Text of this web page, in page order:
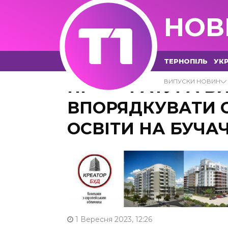
ТЕРНОПІЛЬ
ВИПУСКИ НОВИН
ПРОКУРАТУРА
ВПОРЯДКУВАТИ
ОСВІТИ НА
1 Вересня 2023, 12:26